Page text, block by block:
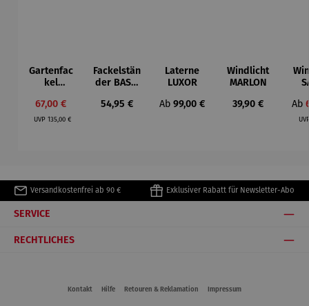
Gartenfac
kel
breit
Verkaufspreis:
67,00 €
UVP Regulärer Preis:
135,00 €
Fackelstän
der BASO
Regulärer Preis:
54,95 €
Laterne
LUXOR
Regulärer Preis:
Ab99,00 €
Windlicht
MARLON
Regulärer Preis:
39,90 € Ab
Versandkostenfrei ab 90 € Exklusiver Rabatt für Newsletter-Abo
SERVICE
RECHTLICHES
Kontakt Hilfe Retouren & Reklamation Impressum